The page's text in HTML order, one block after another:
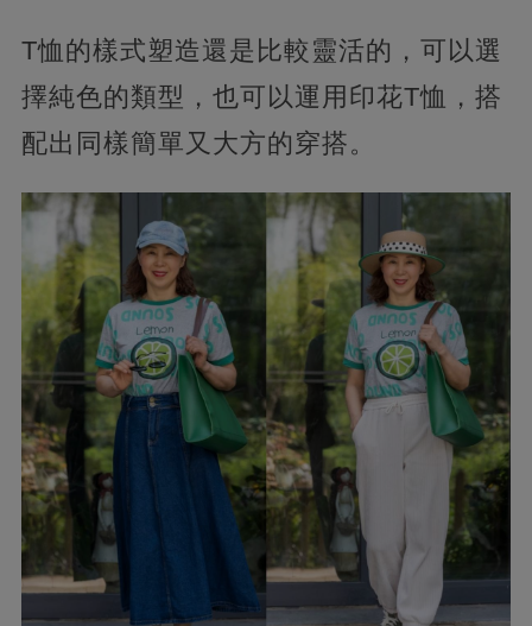
T恤的樣式塑造還是比較靈活的，可以選
擇純色的類型，也可以運用印花T恤，搭
配出同樣簡單又大方的穿搭。